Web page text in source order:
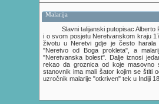
Malarija
Slavni talijanski putopisac
i o svom posjetu Neretvanskom kraju
životu u Neretvi gdje je često harala
"Neretvo od Boga prokleta", a
"Neretvanska bolest". Dalje iznosi
rekao da groznica od koje masovno
stanovnik ima mali šator kojim se štiti
uzročnik malarije "otkriven" tek u Indiji